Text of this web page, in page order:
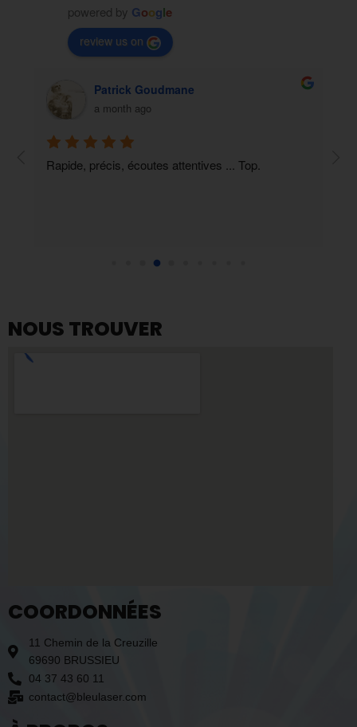
powered by Google
review us on
Patrick Goudmane
a month ago
Rapide, précis, écoutes attentives ... Top.
NOUS TROUVER
COORDONNÉES
11 Chemin de la Creuzille
69690 BRUSSIEU
04 37 43 60 11
contact@bleulaser.com